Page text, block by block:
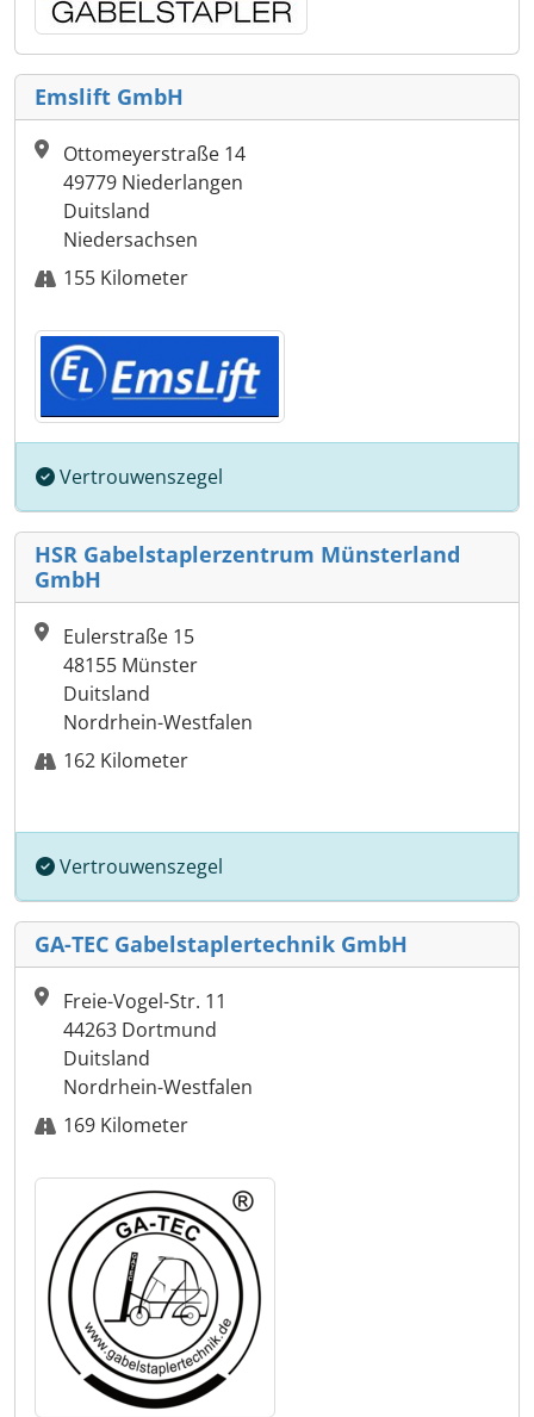
Emslift GmbH
Ottomeyerstraße 14
49779 Niederlangen
Duitsland
Niedersachsen
155 Kilometer
Vertrouwenszegel
HSR Gabelstaplerzentrum Münsterland
GmbH
Eulerstraße 15
48155 Münster
Duitsland
Nordrhein-Westfalen
162 Kilometer
Vertrouwenszegel
GA-TEC Gabelstaplertechnik GmbH
Freie-Vogel-Str. 11
44263 Dortmund
Duitsland
Nordrhein-Westfalen
169 Kilometer